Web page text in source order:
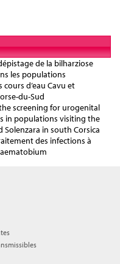
de la bilharziose
les populations
d’eau Cavu et
du-Sud
screening for urogenital
in populations visiting the
Solenzara in south Corsica
des infections à